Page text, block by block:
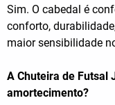
Sim. O cabedal é
conforto,
maior sensibilidade
A Chuteira de Futsal
amortecimento?